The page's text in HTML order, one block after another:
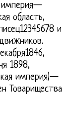
империя—
область,
и
1898,
империя)—
Товарищества